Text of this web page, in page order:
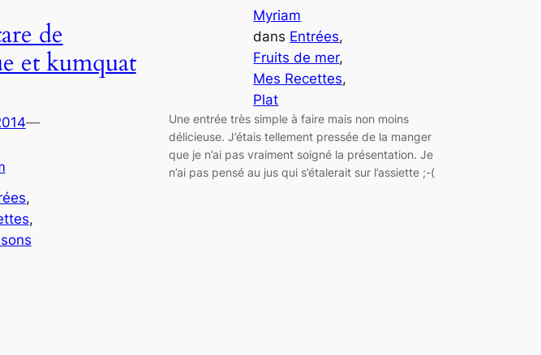
de
et kumquat
—
Myriam
dans Entrées
Fruits de mer
Mes Recettes
Plat
Une entrée très simple à faire mais non moins
délicieuse. J’étais tellement pressée de la manger
que je n’ai pas vraiment soigné la présentation. Je
n’ai pas pensé au jus qui s’étalerait sur l’assiette ;-(